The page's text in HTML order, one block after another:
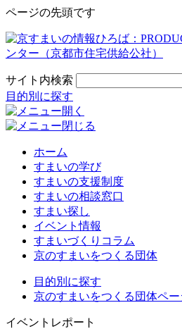
ページの先頭です
サイト内検索
目的別に探す
ホーム
すまいの学び
すまいの支援制度
すまいの相談窓口
すまい探し
イベント情報
すまいづくりコラム
京のすまいをつくる団体
目的別に探す
京のすまいをつくる団体ペ
イベントレポート